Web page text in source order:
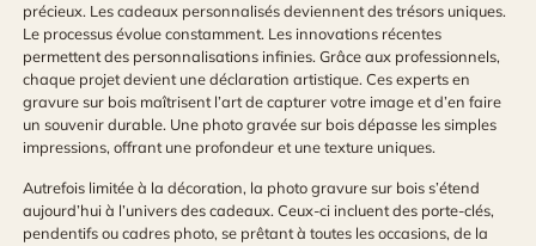
précieux. Les cadeaux personnalisés deviennent des trésors uniques.
Le processus évolue constamment. Les innovations récentes
permettent des personnalisations infinies. Grâce aux professionnels,
chaque projet devient une déclaration artistique. Ces experts en
gravure sur bois maîtrisent l’art de capturer votre image et d’en faire
un souvenir durable. Une photo gravée sur bois dépasse les simples
impressions, offrant une profondeur et une texture uniques.
Autrefois limitée à la décoration, la photo gravure sur bois s’étend
aujourd’hui à l’univers des cadeaux. Ceux-ci incluent des porte-clés,
pendentifs ou cadres photo, se prêtant à toutes les occasions, de la